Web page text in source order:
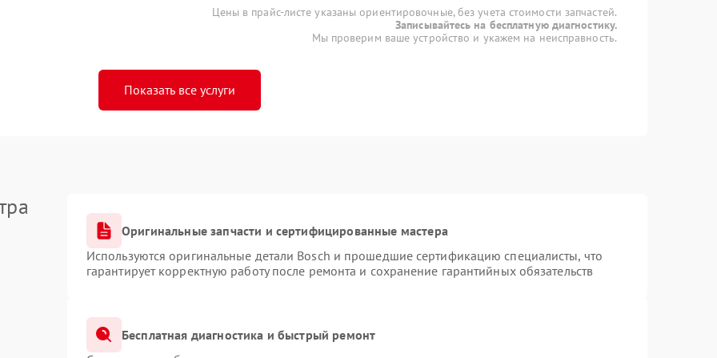
Цены в прайс-листе указаны ориентировочные, без учета стоимости запчастей.
Записывайтесь на бесплатную диагностику.
Мы проверим ваше устройство и укажем на неисправность.
Показать все услуги
Оригинальные запчасти и сертифицированные мастера
Используются оригинальные детали Bosch и прошедшие сертификацию специалисты, что
гарантирует корректную работу после ремонта и сохранение гарантийных обязательств
Бесплатная диагностика и быстрый ремонт